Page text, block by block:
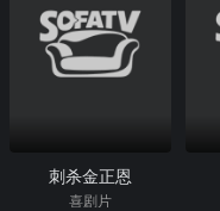
刺杀金正恩
喜剧片